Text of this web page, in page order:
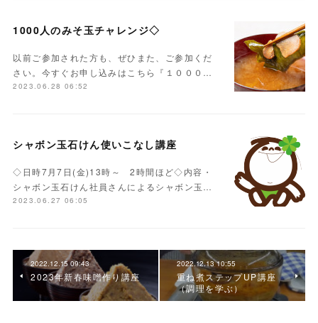
1000人のみそ玉チャレンジ◇
以前ご参加された方も、ぜひまた、ご参加くだ
さい。今すぐお申し込みはこちら『１０００…
2023.06.28 06:52
シャボン玉石けん使いこなし講座
◇日時7月7日(金)13時～ 2時間ほど◇内容・
シャボン玉石けん社員さんによるシャボン玉…
2023.06.27 06:05
2022.12.15 09:43
2023年新春味噌作り講座
2022.12.13 10:55
重ね煮ステップUP講座
（調理を学ぶ）